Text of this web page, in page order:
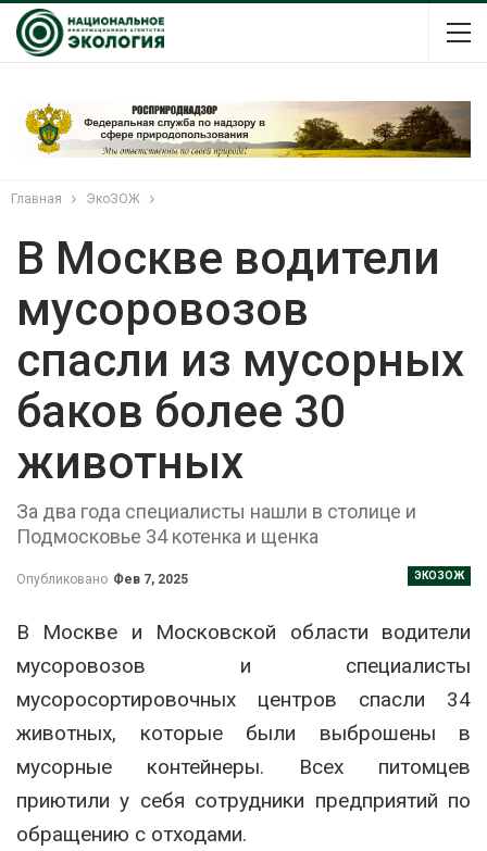
Главная ЭкоЗОЖ
В Москве водители
мусоровозов
спасли из мусорных
баков более 30
животных
За два года специалисты нашли в столице и
Подмосковье 34 котенка и щенка
ЭКОЗОЖ
Опубликовано Фев 7, 2025
В Москве и Московской области водители
мусоровозов и специалисты
мусоросортировочных центров спасли 34
животных, которые были выброшены в
мусорные контейнеры. Всех питомцев
приютили у себя сотрудники предприятий по
обращению с отходами.